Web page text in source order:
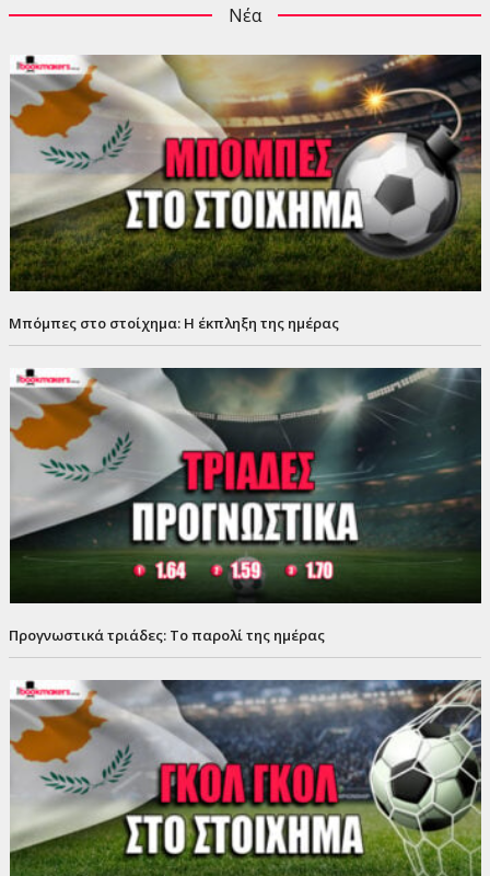
Νέα
Μπόμπες στο στοίχημα: Η έκπληξη της ημέρας
Προγνωστικά τριάδες: Το παρολί της ημέρας